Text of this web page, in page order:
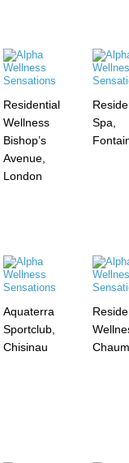
Residential
Wellness
Bishop’s
Avenue,
London
Spa,
Aquaterra
Sportclub,
Chisinau